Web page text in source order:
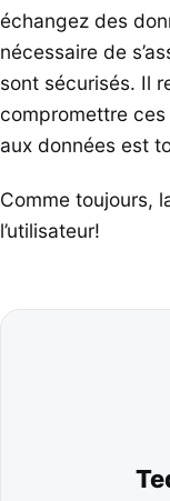
échangez des
nécessaire de
sont sécurisés. Il
compromettre ces
aux données est
Comme toujours,
l’utilisateur!